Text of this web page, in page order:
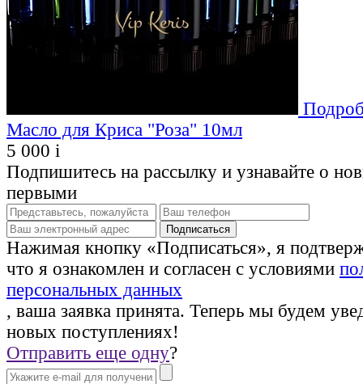
Масло для Криса "Роза" 10мл
5 000 i
Подпишитесь на рассылку и узнавайте о
первыми
Нажимая кнопку «Подписаться», я
что я ознакомлен и согласен с условиями
персональных данных
, ваша заявка принята. Теперь мы будем
новых поступлениях!
Отправить еще одну?